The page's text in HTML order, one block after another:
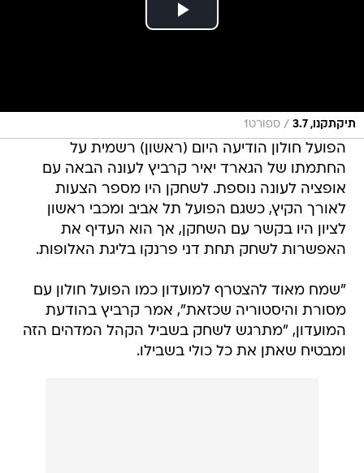
תיקתקנו, 3.7 / ספורט1
הפועל חולון הודיעה היום (ראשון) רשמית על
החתמתו של הגארד יאיר קרביץ לעונה הבאה עם
אופציה לעונה נוספת. לשחקן היו מספר הצעות
לאורך הקיץ, כשגם הפועל תל אביב ומכבי ראשון
לציון היו בקשר עם השחקן, אך הוא העדיף את
האפשרות לשחק תחת דני פרנקו בליגת האלופות.
"שמח מאוד להצטרף למועדון כמו הפועל חולון עם
מסורת והיסטוריה שכזאת", אמר קרביץ בהודעת
המועדון, "מתרגש לשחק בשביל הקהל המדהים הזה
ומבטיח שאתן את כל כולי בשבילו.